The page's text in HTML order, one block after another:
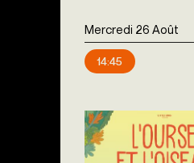
Mercredi 26 Août
14:45